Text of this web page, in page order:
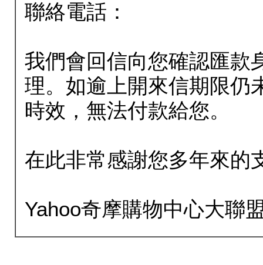
聯絡電話：
我們會回信向您確認匯款
理。如逾上開來信期限仍
時效，無法付款給您。
在此非常感謝您多年來的
Yahoo奇摩購物中心大